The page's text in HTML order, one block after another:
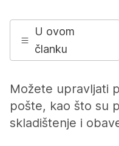
U ovom
članku
Možete upravljati
pošte, kao što su
skladištenje i